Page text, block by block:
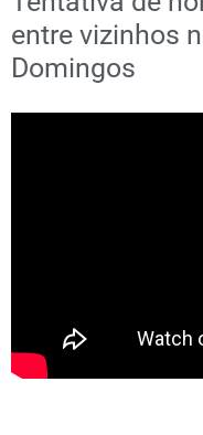
entre vizinhos
Domingos